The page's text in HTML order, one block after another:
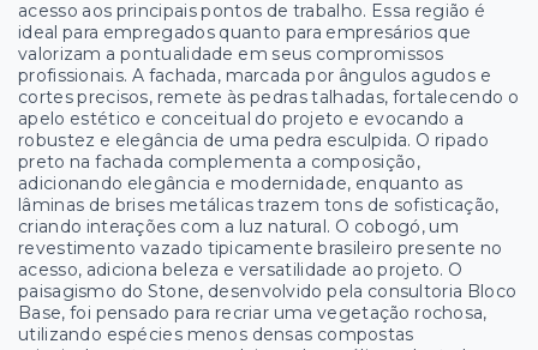
acesso aos principais pontos de trabalho. Essa região é
ideal para empregados quanto para empresários que
valorizam a pontualidade em seus compromissos
profissionais. A fachada, marcada por ângulos agudos e
cortes precisos, remete às pedras talhadas, fortalecendo o
apelo estético e conceitual do projeto e evocando a
robustez e elegância de uma pedra esculpida. O ripado
preto na fachada complementa a composição,
adicionando elegância e modernidade, enquanto as
lâminas de brises metálicas trazem tons de sofisticação,
criando interações com a luz natural. O cobogó, um
revestimento vazado tipicamente brasileiro presente no
acesso, adiciona beleza e versatilidade ao projeto. O
paisagismo do Stone, desenvolvido pela consultoria Bloco
Base, foi pensado para recriar uma vegetação rochosa,
utilizando espécies menos densas compostas